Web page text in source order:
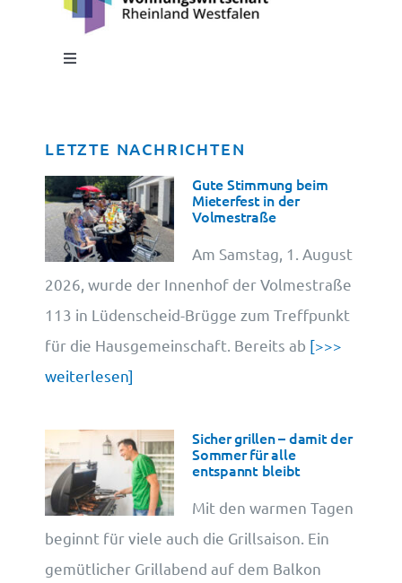
Toggle
Cookie-Information
LETZTE NACHRICHTEN
Gute Stimmung beim
Mieterfest in der
Volmestraße
Am Samstag, 1. August
2026, wurde der Innenhof der Volmestraße
113 in Lüdenscheid-Brügge zum Treffpunkt
für die Hausgemeinschaft. Bereits ab [>>>
weiterlesen]
Sicher grillen – damit der
Sommer für alle
entspannt bleibt
Mit den warmen Tagen
beginnt für viele auch die Grillsaison. Ein
gemütlicher Grillabend auf dem Balkon